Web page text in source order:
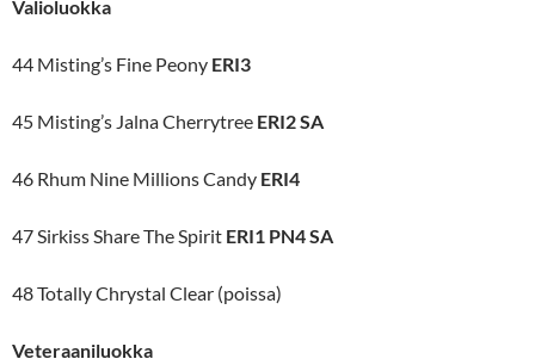
Valioluokka
44 Misting’s Fine Peony ERI3
45 Misting’s Jalna Cherrytree ERI2 SA
46 Rhum Nine Millions Candy ERI4
47 Sirkiss Share The Spirit ERI1 PN4 SA
48 Totally Chrystal Clear (poissa)
Veteraaniluokka